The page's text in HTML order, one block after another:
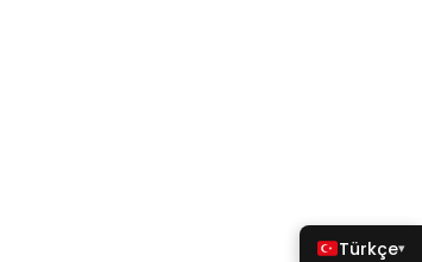
Türkçe▾